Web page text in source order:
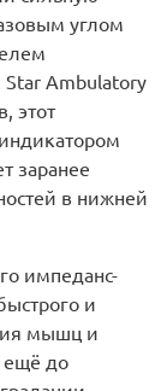
углом
Ambulatory
этот
заранее
в нижней
импеданс-
и
мышц и
ещё до